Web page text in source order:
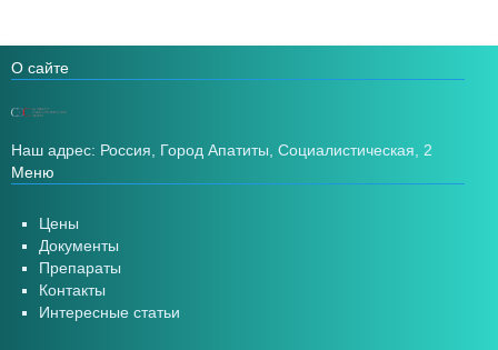
О сайте
Наш адрес: Россия, Город Апатиты, Социалистическая, 2
Меню
Цены
Документы
Препараты
Контакты
Интересные статьи